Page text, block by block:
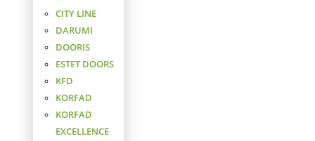
CITY LINE
DARUMI
DOORIS
ESTET DOORS
KFD
KORFAD
KORFAD
EXCELLENCE